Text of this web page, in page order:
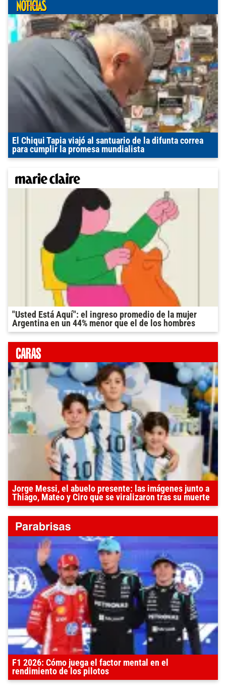
El Chiqui Tapia viajó al santuario de la difunta correa
para cumplir la promesa mundialista
"Usted Está Aquí": el ingreso promedio de la mujer
Argentina en un 44% menor que el de los hombres
Jorge Messi, el abuelo presente: las imágenes junto a
Thiago, Mateo y Ciro que se viralizaron tras su muerte
F1 2026: Cómo juega el factor mental en el
rendimiento de los pilotos